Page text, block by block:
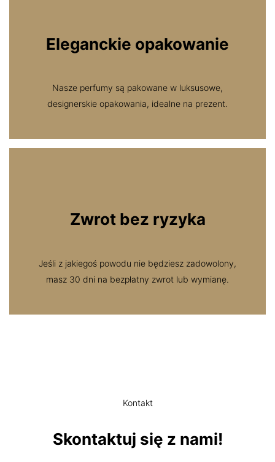
Eleganckie opakowanie
Nasze perfumy są pakowane w luksusowe,
designerskie opakowania, idealne na prezent.
Zwrot bez ryzyka
Jeśli z jakiegoś powodu nie będziesz zadowolony,
masz 30 dni na bezpłatny zwrot lub wymianę.
Kontakt
Skontaktuj się z nami!